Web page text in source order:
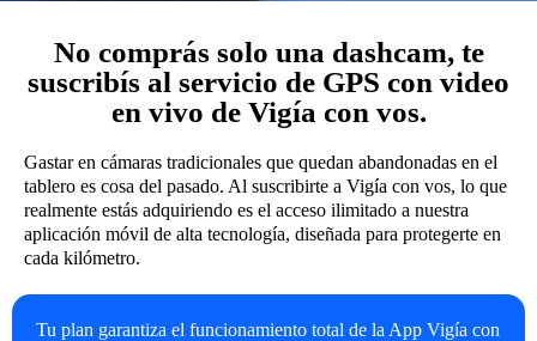
No comprás solo una dashcam, te
suscribís al servicio de GPS con video
en vivo de Vigía con vos.
Gastar en cámaras tradicionales que quedan abandonadas en el
tablero es cosa del pasado. Al suscribirte a Vigía con vos, lo que
realmente estás adquiriendo es el acceso ilimitado a nuestra
aplicación móvil de alta tecnología, diseñada para protegerte en
cada kilómetro.
Tu plan garantiza el funcionamiento total de la App Vigía con